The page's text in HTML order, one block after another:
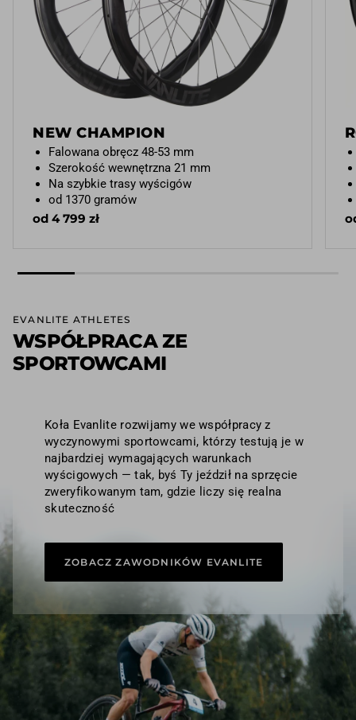
NEW CHAMPION
Falowana obręcz 48-53 mm
Szerokość wewnętrzna 21 mm
Na szybkie trasy wyścigów
od 1370 gramów
od 4 799 zł
EVANLITE ATHLETES
WSPÓŁPRACA ZE
SPORTOWCAMI
Koła Evanlite rozwijamy we współpracy z
wyczynowymi sportowcami, którzy testują je w
najbardziej wymagających warunkach
wyścigowych — tak, byś Ty jeździł na sprzęcie
zweryfikowanym tam, gdzie liczy się realna
skuteczność
ZOBACZ ZAWODNIKÓW EVANLITE